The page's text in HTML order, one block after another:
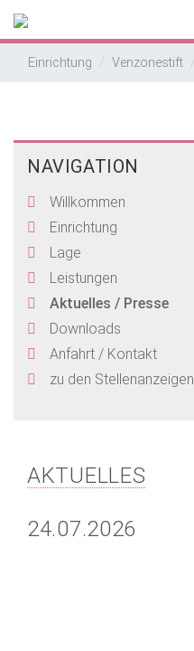
Einrichtung Venzonestift
NAVIGATION
Willkommen
Einrichtung
Lage
Leistungen
Aktuelles / Presse
Downloads
Anfahrt / Kontakt
zu den Stellenanzeigen
AKTUELLES
24.07.2026